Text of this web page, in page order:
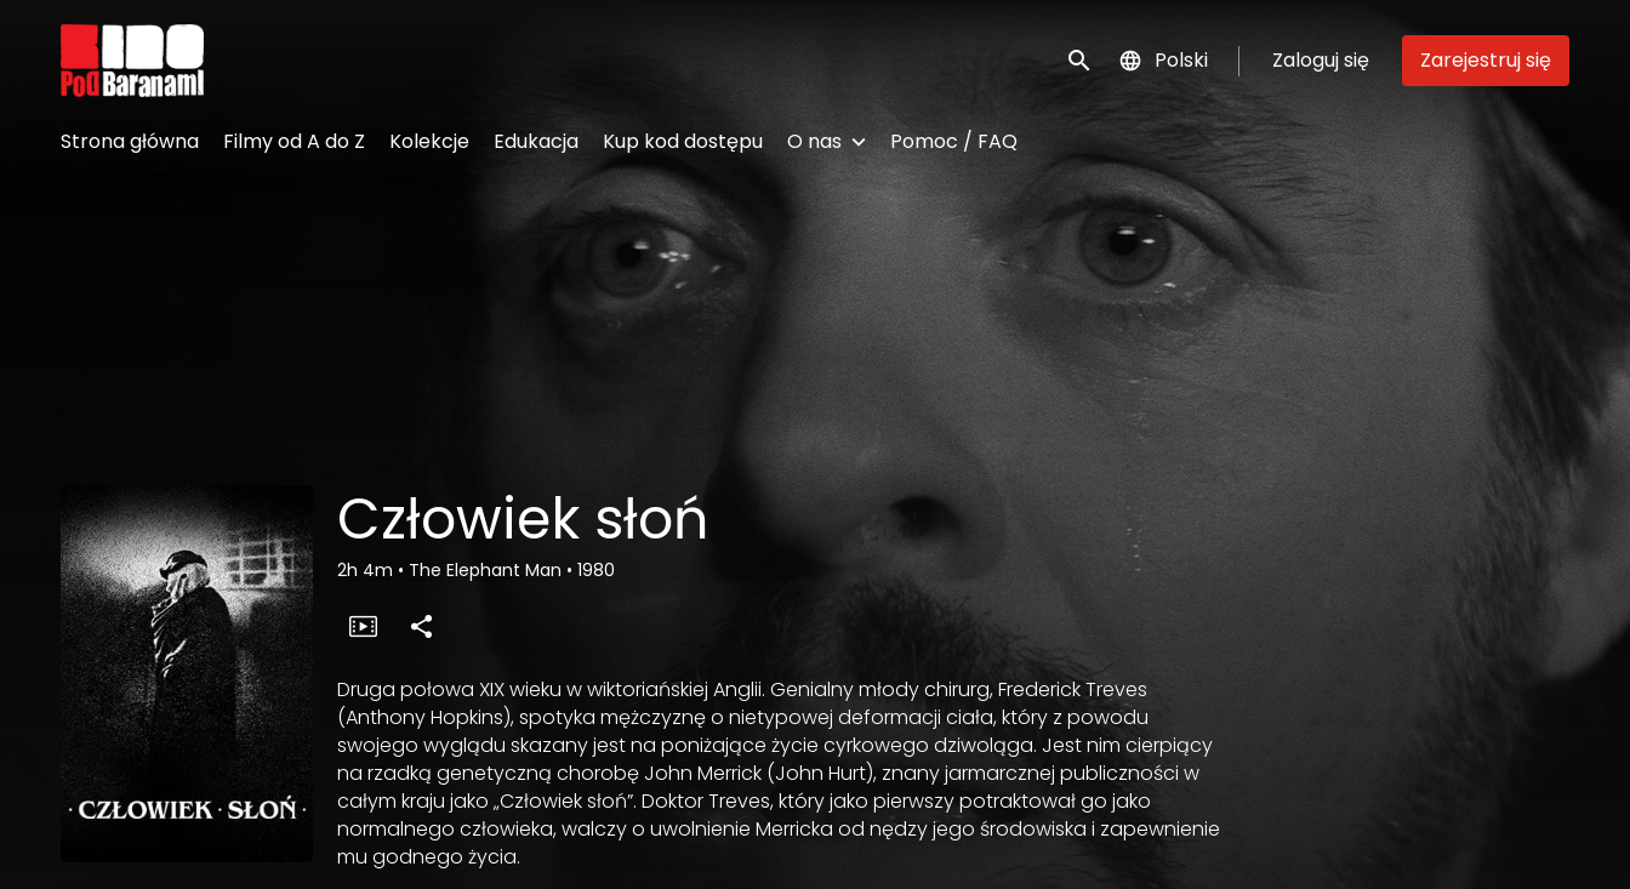
Linki ułatwień dostępu
Wyszukaj Polski Zaloguj się Zarejestruj się
Strona główna Filmy od A do Z Kolekcje Edukacja Kup kod dostępu O nas Pomoc / FAQ
Człowiek słoń
2h 4m • The Elephant Man • 1980
Druga połowa XIX wieku w wiktoriańskiej Anglii. Genialny młody chirurg, Frederick Treves
(Anthony Hopkins), spotyka mężczyznę o nietypowej deformacji ciała, który z powodu
swojego wyglądu skazany jest na poniżające życie cyrkowego dziwoląga. Jest nim cierpiący
na rzadką genetyczną chorobę John Merrick (John Hurt), znany jarmarcznej publiczności w
całym kraju jako „Człowiek słoń”. Doktor Treves, który jako pierwszy potraktował go jako
normalnego człowieka, walczy o uwolnienie Merricka od nędzy jego środowiska i zapewnienie
mu godnego życia.